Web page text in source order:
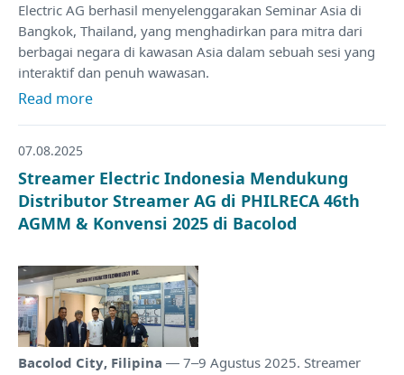
Electric AG berhasil menyelenggarakan Seminar Asia di
Bangkok, Thailand, yang menghadirkan para mitra dari
berbagai negara di kawasan Asia dalam sebuah sesi yang
interaktif dan penuh wawasan.
Read more
07.08.2025
Streamer Electric Indonesia Mendukung
Distributor Streamer AG di PHILRECA 46th
AGMM & Konvensi 2025 di Bacolod
Bacolod City, Filipina — 7–9 Agustus 2025. Streamer